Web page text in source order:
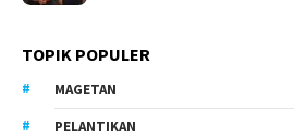
TOPIK POPULER
MAGETAN
PELANTIKAN